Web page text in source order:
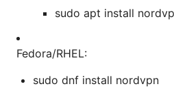
sudo apt install
Fedora/RHEL:
sudo dnf install nordvpn